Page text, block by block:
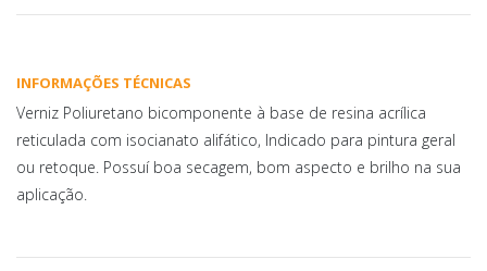
INFORMAÇÕES TÉCNICAS
Verniz Poliuretano bicomponente à base de resina acrílica
reticulada com isocianato alifático, Indicado para pintura geral
ou retoque. Possuí boa secagem, bom aspecto e brilho na sua
aplicação.